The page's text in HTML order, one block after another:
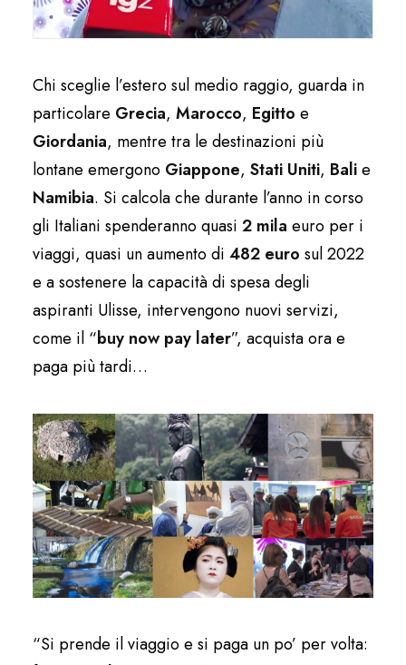
Chi sceglie l’estero sul medio raggio, guarda in
particolare Grecia, Marocco, Egitto e
Giordania, mentre tra le destinazioni più
lontane emergono Giappone, Stati Uniti, Balie
Namibia. Si calcola che durante l’anno in corso
gli Italiani spenderanno quasi 2 mila euro per i
viaggi, quasi un aumento di 482 euro sul 2022
e a sostenere la capacità di spesa degli
aspiranti Ulisse, intervengono nuovi servizi,
come il “buy now pay later”, acquista ora e
paga più tardi…
“Si prende il viaggio e si paga un po’ per volta: